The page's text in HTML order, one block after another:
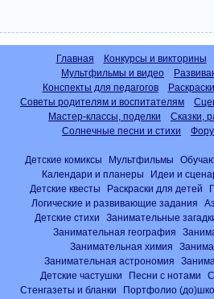
Главная Конкурсы и викторины
Мультфильмы и видео
Конспекты для педагогов
Советы родителям и воспитателям
Мастер-классы, поделки
Сказки,
Солнечные песни и стихи
Детские комиксы Мультфильмы
Календари и планеры
Идеи и
Детские квесты
Раскраски для детей
Логические и развивающие задания
Детские стихи
Занимательные
Занимательная география
Занимательная химия
Занимательная астрономия
Детские частушки
Песни с нотами
Стенгазеты и бланки
Портфолио